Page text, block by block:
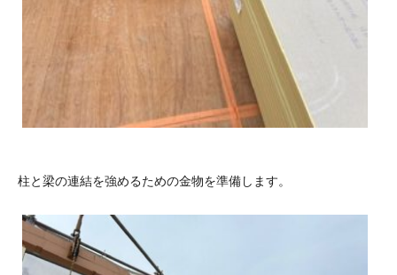
柱と梁の連結を強めるための金物を準備します。